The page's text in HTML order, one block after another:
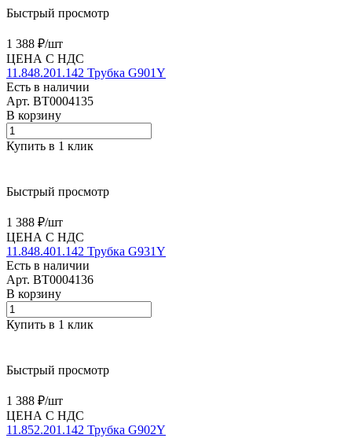
Быстрый просмотр
1 388 ₽/шт
ЦЕНА С НДС
11.848.201.142 Трубка G901Y
Есть в наличии
Арт. BT0004135
В корзину
Купить в 1 клик
Быстрый просмотр
1 388 ₽/шт
ЦЕНА С НДС
11.848.401.142 Трубка G931Y
Есть в наличии
Арт. BT0004136
В корзину
Купить в 1 клик
Быстрый просмотр
1 388 ₽/шт
ЦЕНА С НДС
11.852.201.142 Трубка G902Y